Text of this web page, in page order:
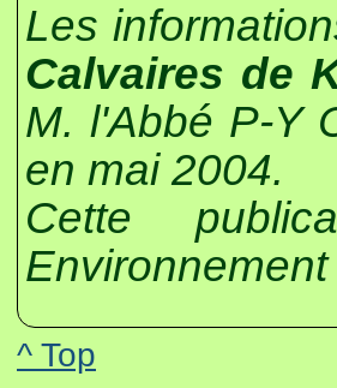
Les
Calvaires de
M. l'Abbé P-Y
en mai 2004.
Cette
^ Top